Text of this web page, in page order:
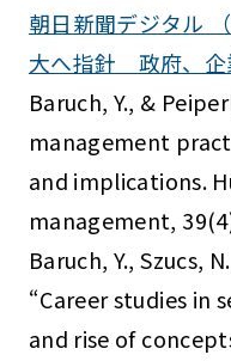
朝日新聞デジタル
大へ指針 政府、企
Baruch, Y., &
management
and implications.
management,
Baruch, Y., Szucs,
“Career studies in
and rise of